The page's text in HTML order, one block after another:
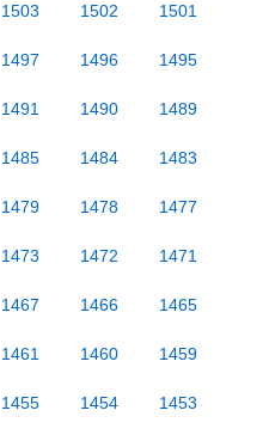
1503 1502 1501
1497 1496 1495
1491 1490 1489
1485 1484 1483
1479 1478 1477
1473 1472 1471
1467 1466 1465
1461 1460 1459
1455 1454 1453